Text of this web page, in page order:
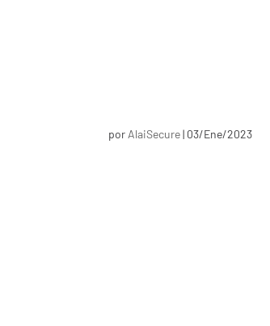
por AlaiSecure| 03/Ene/2023